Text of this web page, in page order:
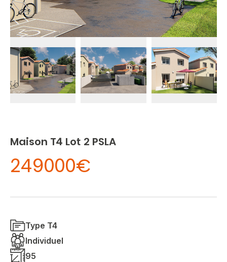
Maison T4 Lot 2 PSLA
249000€
Type T4
Individuel
95